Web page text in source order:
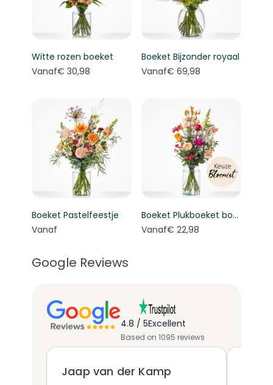
Witte rozen boeket
Vanaf€ 30,98
Boeket Bijzonder royaal
Vanaf€ 69,98
Boeket Pastelfeestje
Vanaf
Boeket Plukboeket bont - Keuze bloemist
Vanaf€ 22,98
Google Reviews
4.8 / 5Excellent
Based on 1095 reviews
Jaap van der Kamp